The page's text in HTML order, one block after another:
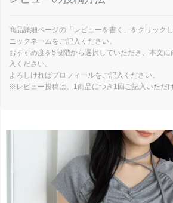
商品詳細ページの「レビューを書く」をクリックし
ニックネームをご記入ください。
おすすめ度を5段階から選択していただき、本文
入ください。
よろしければプロフィールをご記入ください。
※レビュー投稿は、1商品につき1回ご記入いただけ